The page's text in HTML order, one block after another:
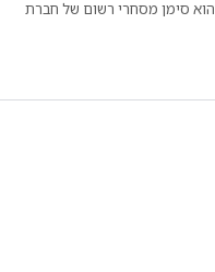
.‏ Java הוא סימן מסחרי רשום של חברת